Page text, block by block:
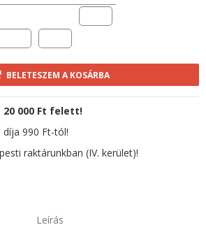
BELETESZEM A KOSÁRBA
000 Ft felett!
díja 990 Ft-tól!
raktárunkban (IV. kerület)!
Leírás